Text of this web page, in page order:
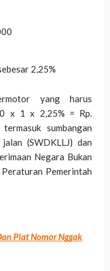
2,25%
yang harus
x 1 x 2,25% = Rp.
sumbangan
(SWDKLLJ) dan
Negara Bukan
Pemerintah
Plat Nomor Nggak